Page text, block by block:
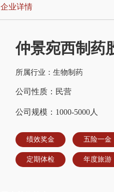
企业详情
仲景宛西制药
所属行业：生物制药
公司性质：民营
公司规模：1000-5000人
绩效奖金 五险一金
定期体检 年度旅游